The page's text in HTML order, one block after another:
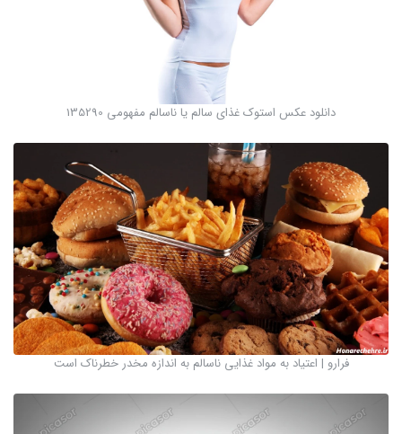
دانلود عکس استوک غذای سالم یا ناسالم مفهومی 135290
فرارو | اعتیاد به مواد غذایی ناسالم به اندازه مخدر خطرناک است